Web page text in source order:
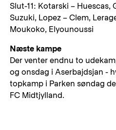
Slut-11: Kotarski – Huescas,
Suzuki, Lopez – Clem,
Moukoko, Elyounoussi
Næste kampe
Der venter endnu to
og onsdag i Aserbajdsjan -
topkamp i Parken søndag
FC Midtjylland.